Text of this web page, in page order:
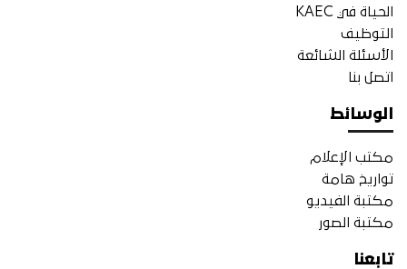
الحياة في KAEC
التوظيف
الأسئلة الشائعة
اتصل بنا
الوسائط
مكتب الإعلام
تواريخ هامة
مكتبة الفيديو
مكتبة الصور
تابعنا